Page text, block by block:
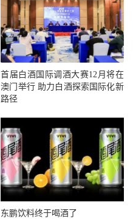
首届白酒国际调酒大赛12月将在
澳门举行 助力白酒探索国际化新
路径
东鹏饮料终于喝酒了